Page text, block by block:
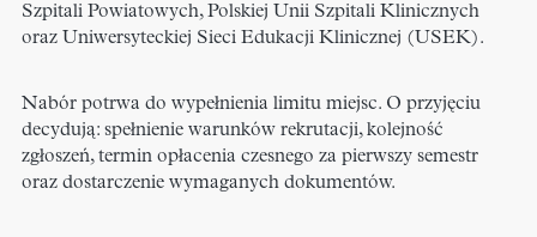
Szpitali Powiatowych, Polskiej Unii Szpitali Klinicznych
oraz Uniwersyteckiej Sieci Edukacji Klinicznej (USEK).
Nabór potrwa do wypełnienia limitu miejsc. O przyjęciu
decydują: spełnienie warunków rekrutacji, kolejność
zgłoszeń, termin opłacenia czesnego za pierwszy semestr
oraz dostarczenie wymaganych dokumentów.